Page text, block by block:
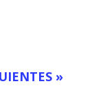
»